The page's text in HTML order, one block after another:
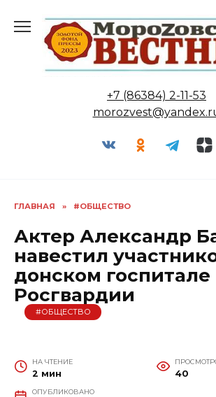
содержанию
+7 (86384) 2-11-53
ГЛАВНАЯ » #ОБЩЕСТВО
Актер Александр
навестил
донском госпитале
Росгвардии
#ОБЩЕСТВО
НА ЧТЕНИЕ
2 мин 40
ОПУБЛИКОВАНО